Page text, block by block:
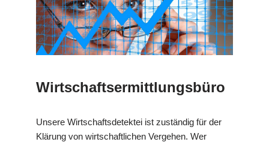
Wirtschaftsermittlungsbüro
Unsere Wirtschaftsdetektei ist zuständig für der
Klärung von wirtschaftlichen Vergehen. Wer